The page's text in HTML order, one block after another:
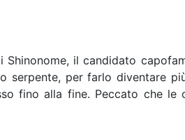
il candidato
serpente, per farlo diventare
fino alla fine. Peccato che le